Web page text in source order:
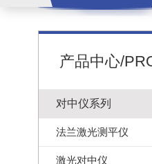
产品中心/
对中仪系列
法兰激光测平仪
激光对中仪